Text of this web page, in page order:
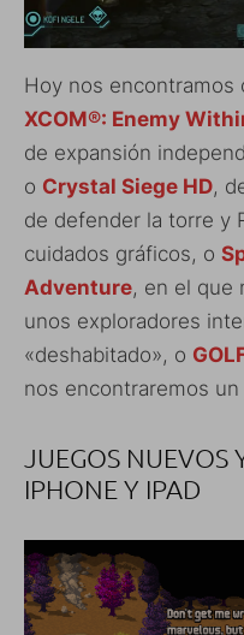
Hoy nos encontramos
XCOM®: Enemy
de expansión
o Crystal Siege HD,
de defender la torre y
cuidados gráficos, o
Adventure, en el que
unos exploradores
«deshabitado», o
nos encontraremos
JUEGOS NUEVOS
IPHONE Y IPAD